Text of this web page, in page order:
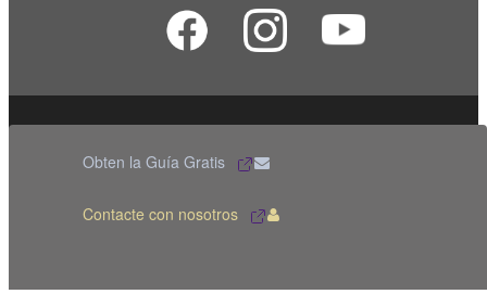
Obten la Guía Gratis
Contacte con nosotros
Politica de privacidad
© Yamaha Corporation.